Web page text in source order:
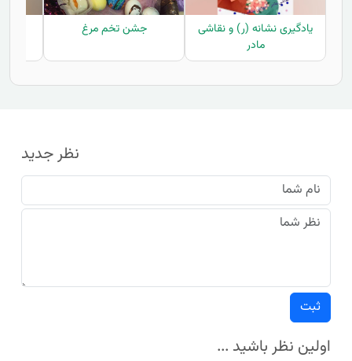
یادگیری نشانه (ر) و نقاشی
مادر
جشن تخم مرغ
نظر جدید
ثبت
اولین نظر باشید ...